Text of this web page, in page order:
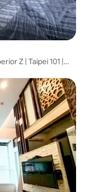
Z | Taipei 101 |
| Amistoso con